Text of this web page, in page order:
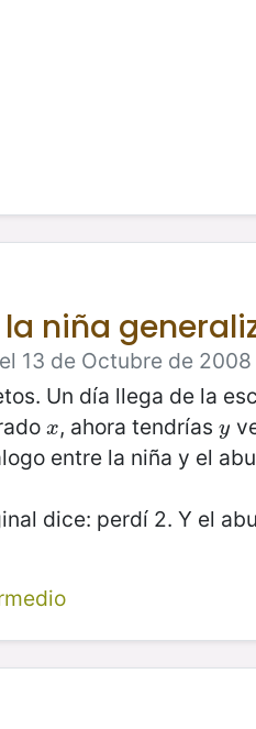
la niña
13 de Octubre de
Un día llega de la
x
x, ahora tendríasy
y
entre la niña y el
dice: perdí 2. Y el